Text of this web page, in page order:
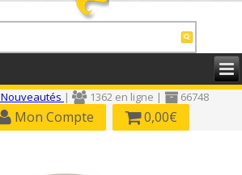
Nouveautés | 1362 en ligne |
66748
Mon Compte 0,00€